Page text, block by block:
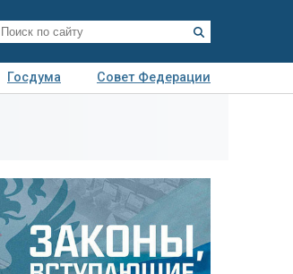
Госдума
Совет Федерации